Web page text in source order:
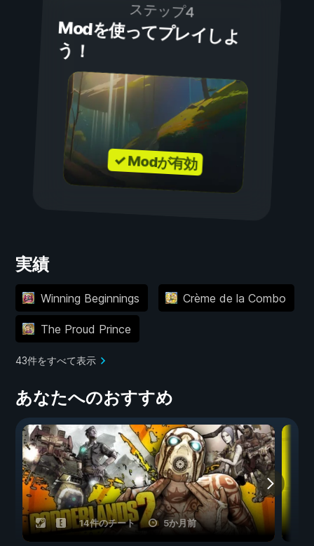
ステップ4
Modを使ってプレイしよ
う！
✓ Modが有効
実績
Winning Beginnings Crème de la Combo
The Proud Prince
43件をすべて表示
あなたへのおすすめ
14件のチート 5か月前